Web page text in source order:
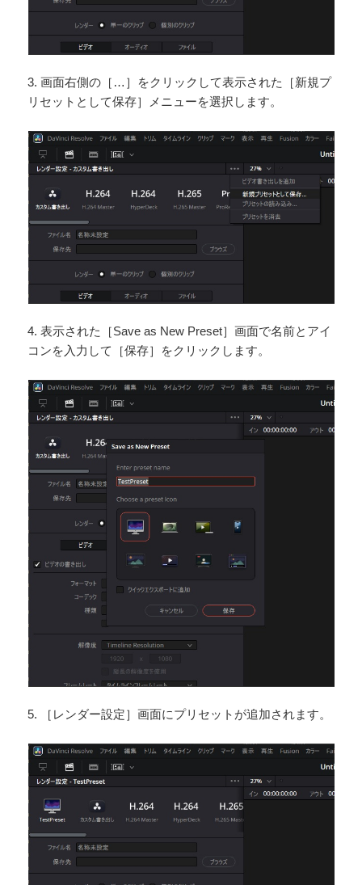
3. 画面右側の［…］をクリックして表示された［新規プ
リセットとして保存］メニューを選択します。
4. 表示された［Save as New Preset］画面で名前とアイ
コンを入力して［保存］をクリックします。
5. ［レンダー設定］画面にプリセットが追加されます。